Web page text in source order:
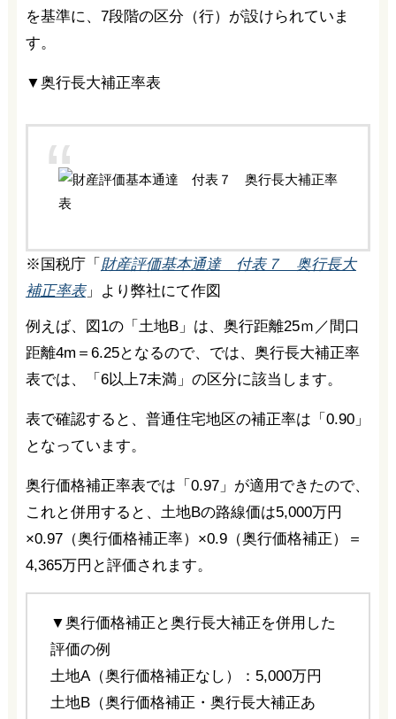
を基準に、7段階の区分（行）が設けられていま
す。
▼奥行長大補正率表
※国税庁「 財産評価基本通達 付表７ 奥行長大
補正率表」より弊社にて作図
例えば、図1の「土地B」は、奥行距離25ｍ／間口
距離4m＝6.25となるので、では、奥行長大補正率
表では、「6以上7未満」の区分に該当します。
表で確認すると、普通住宅地区の補正率は「0.90」
となっています。
奥行価格補正率表では「0.97」が適用できたので、
これと併用すると、土地Bの路線価は5,000万円
×0.97（奥行価格補正率）×0.9（奥行価格補正）＝
4,365万円と評価されます。
▼奥行価格補正と奥行長大補正を併用した
評価の例
土地A（奥行価格補正なし）：5,000万円
土地B（奥行価格補正・奥行長大補正あ